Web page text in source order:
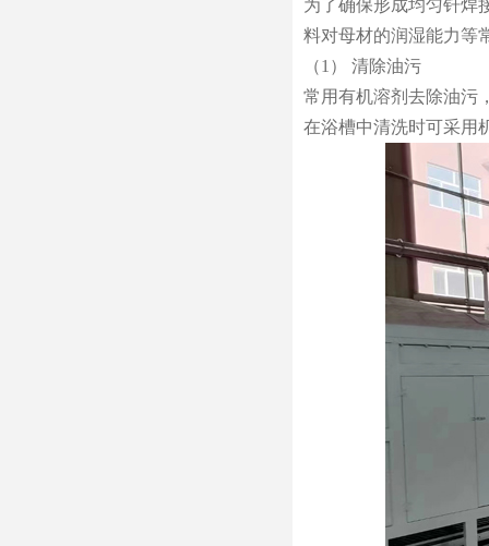
为了确保形成均匀钎焊
料对母材的润湿能力等
（1） 清除油污
常用有机溶剂去除油污
在浴槽中清洗时可采用